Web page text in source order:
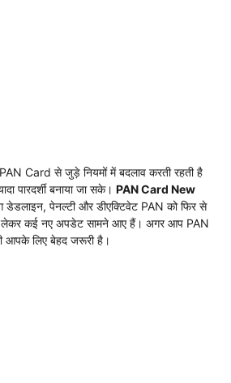
Card से जुड़े नियमों में बदलाव करती रहती है
पारदर्शी बनाया जा सके। PAN Card New
डेडलाइन, पेनल्टी और डीएक्टिवेट PAN को फिर से
लेकर कई नए अपडेट सामने आए हैं। अगर आप PAN
आपके लिए बेहद जरूरी है।